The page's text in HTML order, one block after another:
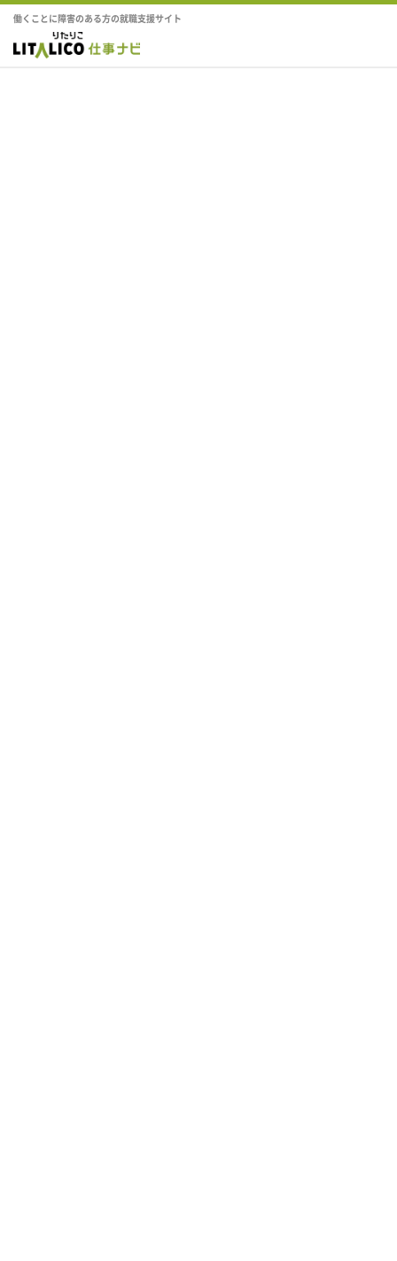
働くことに障害のある方の就職支援サイト